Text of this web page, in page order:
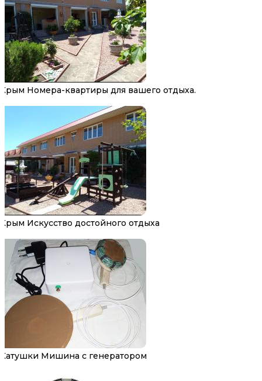
Крым Номера-квартиры для вашего отдыха.
Крым Искусство достойного отдыха
Катушки Мишина с генератором